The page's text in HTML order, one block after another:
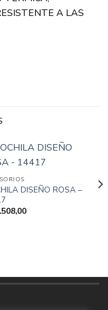
A LAS
DISEÑO ROSA –